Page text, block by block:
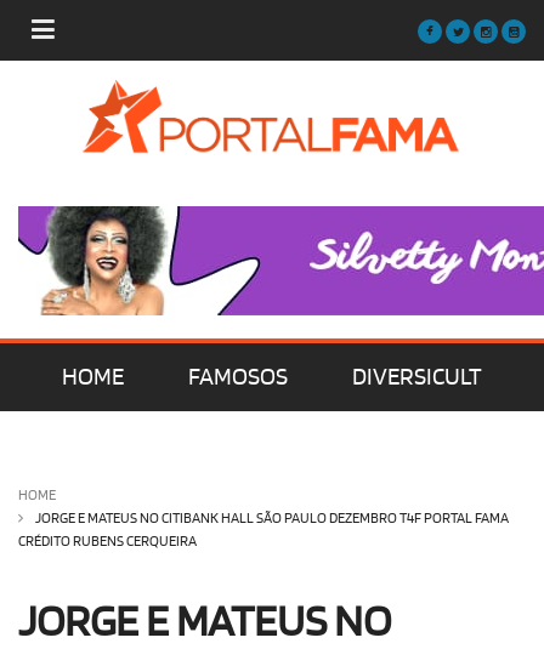
HOME FAMOSOS DIVERSICULT
HOME
JORGE E MATEUS NO CITIBANK HALL SÃO PAULO DEZEMBRO T4F PORTAL FAMA
CRÉDITO RUBENS CERQUEIRA
JORGE E MATEUS NO